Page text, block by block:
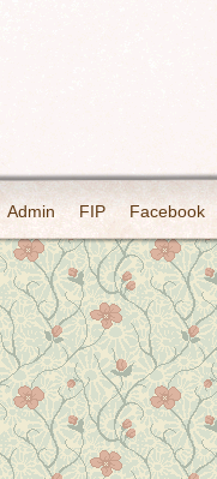
Admin FIP Facebook